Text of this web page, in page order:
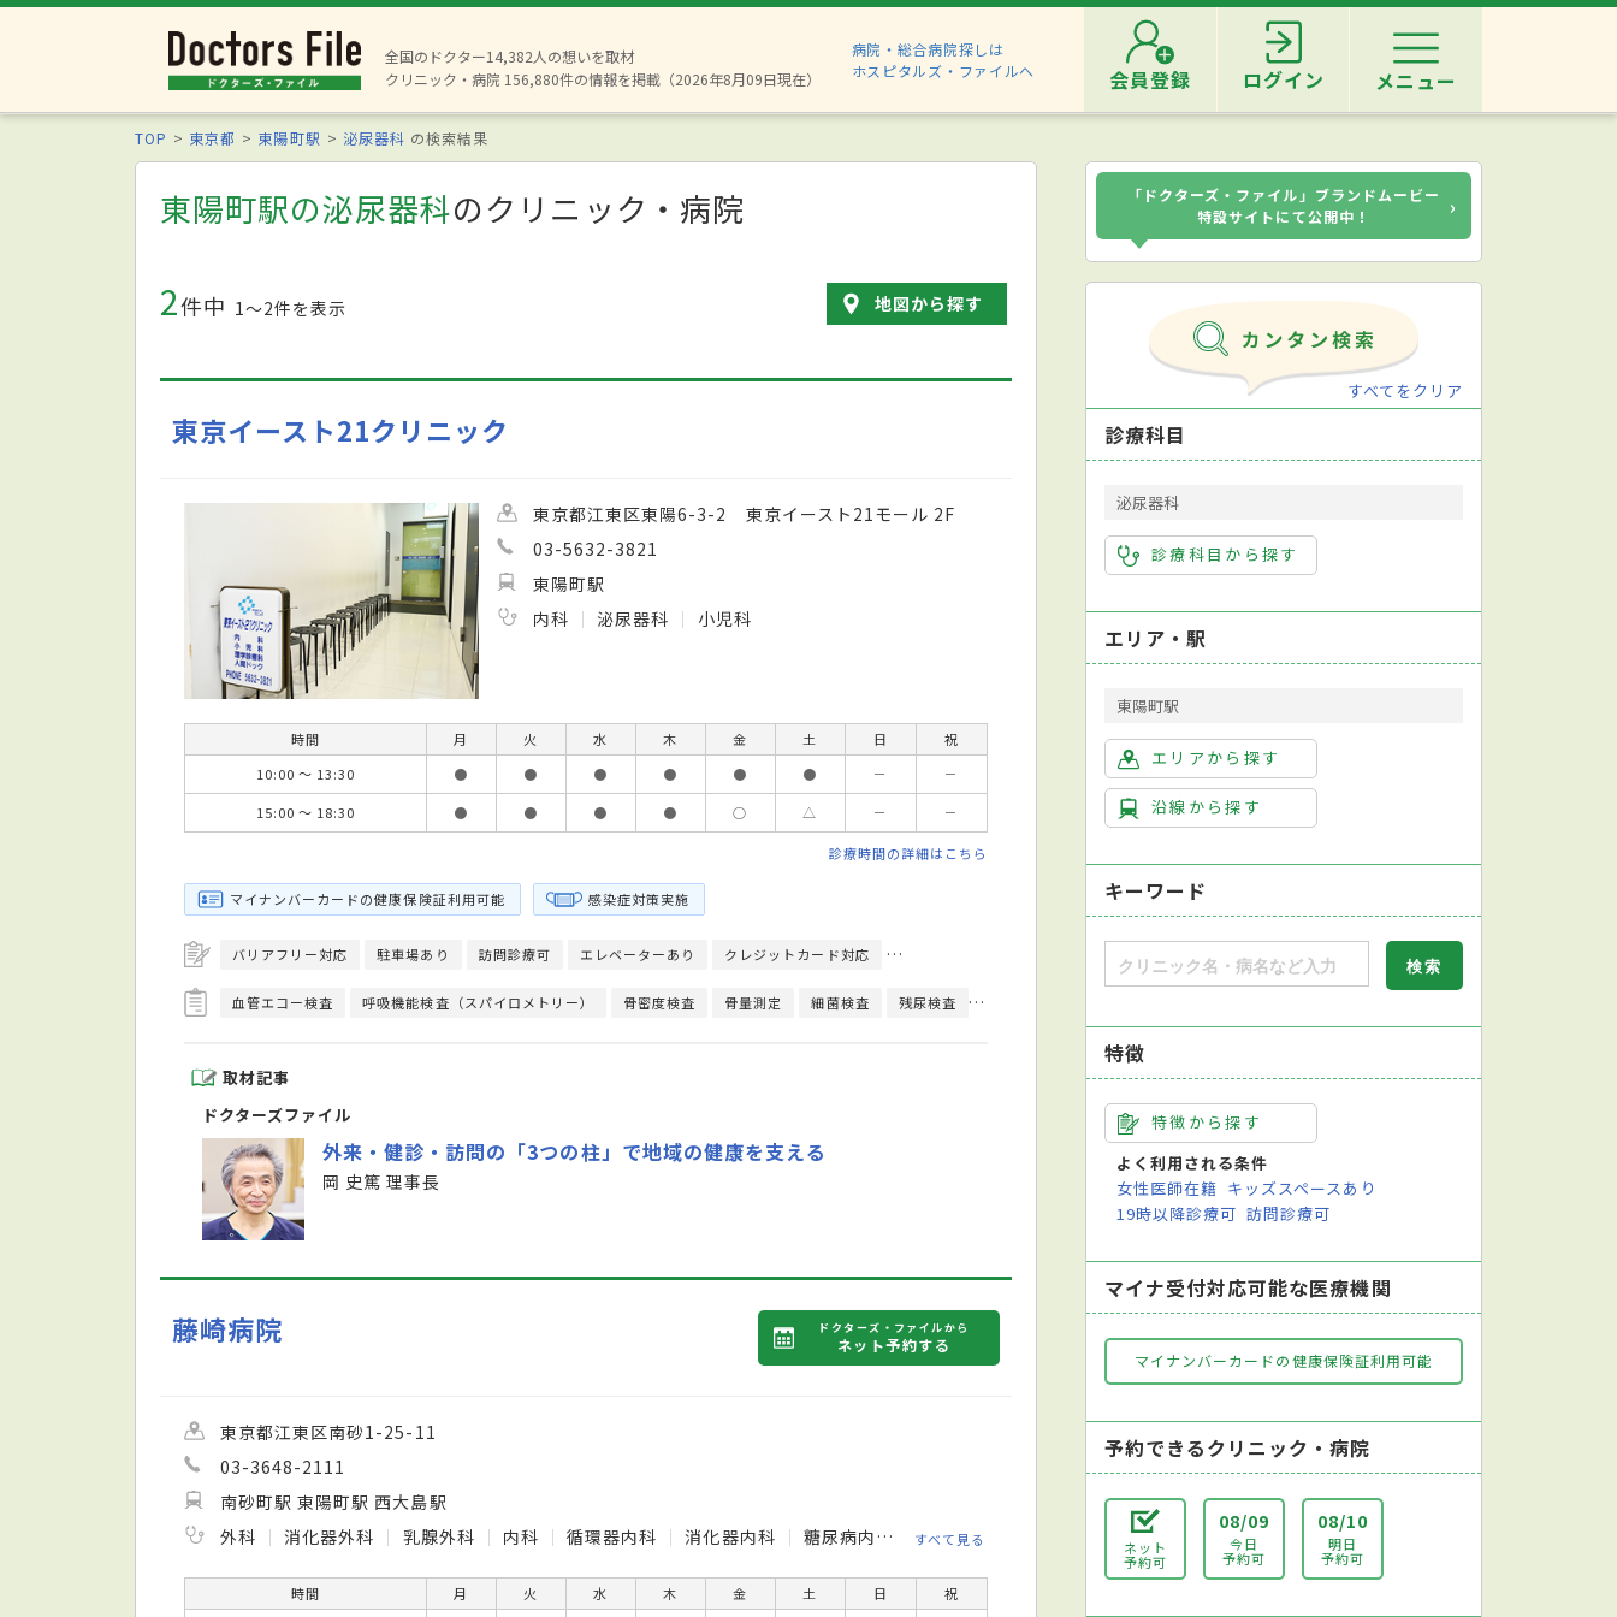
全国のドクター14,382人の想いを取材
クリニック・病院 156,880件の情報を掲載（2026年8月09日現在）
病院・総合病院探しは
ホスピタルズ・ファイルへ
会員登録 ログイン メニュー
TOP 東京都 東陽町駅 泌尿器科 の検索結果
東陽町駅の泌尿器科のクリニック・病院
2件中 1〜2件を表示 地図から探す
東京イースト21クリニック
東京都江東区東陽6-3-2 東京イースト21モール 2F
03-5632-3821
東陽町駅
内科
泌尿器科 小児科
時間 月 火 水 木 金 土 日
祝
10:00 ～ 13:30
● ● ● ● ● ● －
－
15:00 ～ 18:30
● ● ● ● ○ △ － －
診療時間の詳細はこちら
マイナンバーカードの健康保険証利用可能 感染症対策実施
バリアフリー対応 駐車場あり 訪問診療可 エレベーターあり クレジットカード対応 健康診断対応 日本内科学会総合内科専門医 日本専門医機構泌尿器科専門医
血管エコー検査 呼吸機能検査（スパイロメトリー） 骨密度検査 骨量測定 細菌検査 残尿検査
取材記事
ドクターズファイル
外来・健診・訪問の「3つの柱」で地域の健康を支える
岡 史篤 理事長
藤崎病院 ドクターズ・ファイルから
ネット予約する
東京都江東区南砂1-25-11
03-3648-2111
南砂町駅 東陽町駅 西大島駅
外科
消化器外科 乳腺外科 内科 循環器内科 消化器内科 糖尿病内科 血液内科 整形外科 脳神経外科
すべて見る
時間 月 火 水 木 金 土 日
祝
「ドクターズ・ファイル」ブランドムービー
特設サイトにて公開中！
›
すべてをクリア
診療科目
泌尿器科
診療科目から探す
エリア・駅
東陽町駅
エリアから探す
沿線から探す
キーワード
特徴
特徴から探す
よく利用される条件
女性医師在籍 キッズスペースあり
19時以降診療可 訪問診療可
マイナ受付対応可能な医療機関
マイナンバーカードの健康保険証利用可能
予約できるクリニック・病院
ネット
予約可
08/09
今日
予約可
08/10
明日
予約可